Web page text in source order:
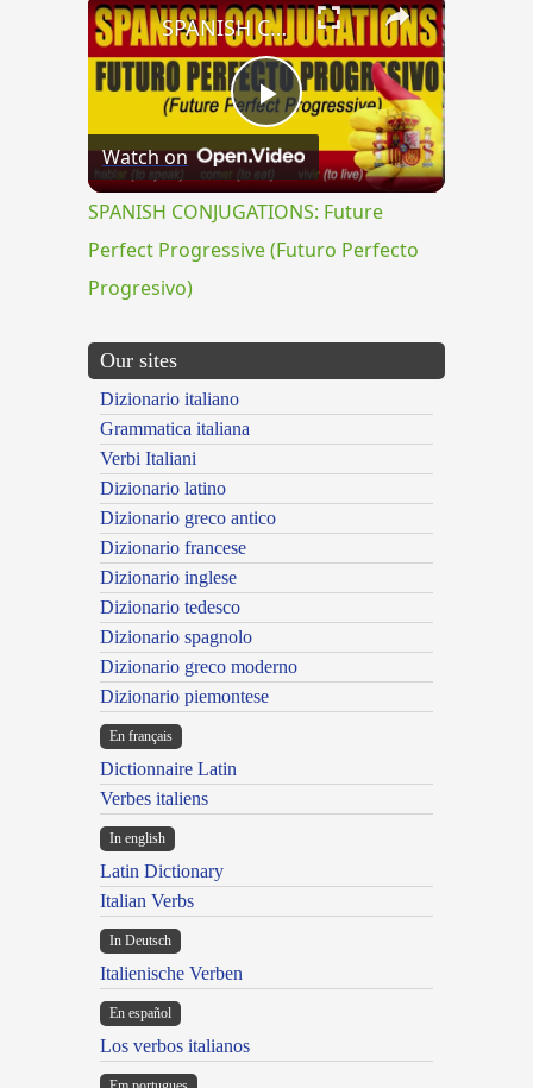
Play
Video
SPANISH CONJUGATIONS: Future Perfect Progressive (Futuro Perfecto Progresivo)
Watch on
SPANISH CONJUGATIONS: Future
Perfect Progressive (Futuro Perfecto
Progresivo)
Our sites
Dizionario italiano
Grammatica italiana
Verbi Italiani
Dizionario latino
Dizionario greco antico
Dizionario francese
Dizionario inglese
Dizionario tedesco
Dizionario spagnolo
Dizionario greco moderno
Dizionario piemontese
En français
Dictionnaire Latin
Verbes italiens
In english
Latin Dictionary
Italian Verbs
In Deutsch
Italienische Verben
En español
Los verbos italianos